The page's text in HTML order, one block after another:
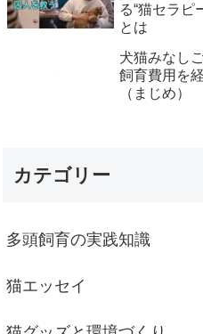
る“猫セラピ
とは
犬猫みなし
飼育費用を
（まじめ）
カテゴリー
多頭飼育の実践知識
猫エッセイ